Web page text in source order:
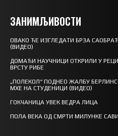
ЗАНИМЉИВОСТИ
ОВАКО ЋЕ ИЗГЛЕДАТИ БРЗА
(ВИДЕО)
ДОМАЋИ НАУЧНИЦИ ОТКРИЛИ У
ВРСТУ РИБЕ
„ПОЛЕКОЛ“ ПОДНЕО ЖАЛБУ
МХЕ НА СТУДЕНИЦИ (ВИДЕО)
ГОКЧАНИЦА УВЕК ВЕДРА ЛИЦА
ПОЛА ВЕКА ОД СМРТИ МИЛУНКЕ